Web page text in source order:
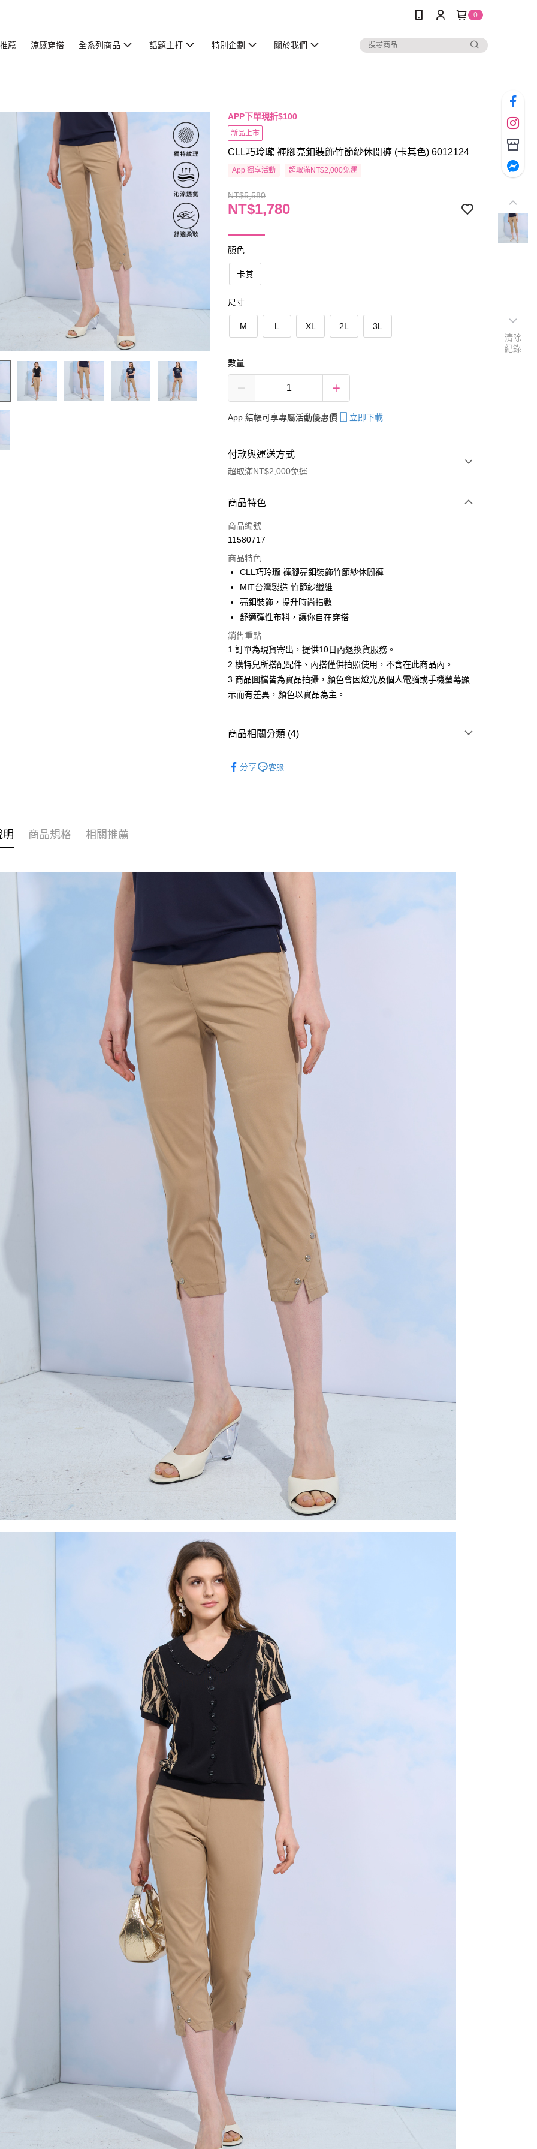
0
薦 涼感穿搭 全系列商品 話題主打 特別企劃 關於我們
APP下單現折$100
新品上市
CLL巧玲瓏 褲腳亮釦裝飾竹節紗休閒褲 (卡其色) 6012124
App 獨享活動 超取滿NT$2,000免運
NT$5,580
NT$1,780
顏色
卡其
尺寸
M L XL 2L 3L
數量
App 結帳可享專屬活動優惠價 立即下載
付款與運送方式
超取滿NT$2,000免運
付款方式
信用卡一次付款
3 期 0 利率 每期 NT$593
合作金庫商業銀行
華南商業銀行
國泰世華商業銀行
臺灣中小企業銀行
匯豐（台灣）商業銀行
華泰商業銀行
聯邦商業銀行
遠東國際商業銀行
玉山商業銀行
星展（台灣）商業銀行
台新國際商業銀行
超商取貨付款
Apple Pay
街口支付
悠遊付
Google Pay
【大哥付你分期使用說明】
1.分期款項不併入電信帳單，「大哥付你分期」於每月結算日後寄送繳費提
2.透過簡訊連結打開帳單後，可選擇「超商條碼／台灣大直營門市／銀行轉
帳／街口支付／iPASS MONEY」等通路繳費。
【注意事項】
1.本服務係由「台灣大哥大股份有限公司」（以下簡稱本公司）所提供，讓
用戶於交易時，得透過本服務購買商品或服務，並由商店將買賣／分期付
款買賣價金債權讓與本公司後，依約使用本公司帳單繳交帳款。
2.基於同意付款使用「大哥付你分期」之契約關係目的，商店將以您的個人
資料（包含姓名、電話或地址）提供予台灣大哥大進項蒐集、處理及利
用，由本公司與您本人進行分期帳單所需資料之確認、核對及更正。
3.完整用戶服務條款，請詳閱以下連結：
【「AFTEE先享後付」結帳流程】
１．於結帳方式選擇「AFTEE先享後付」後，將跳轉至「AFTEE先享後
付」結帳頁面，進行簡訊認證並確認金額後，即可完成結帳。
２．訂單成立數日內，您將收到繳費通知簡訊。
３．收到繳費通知簡訊後14天內，點擊此簡訊中的連結，可透過四大超商
／ATM／網路銀行／等多元方式進行付款，方視為交易完成。
※ 請注意：結帳手續完成當下不需立刻繳費，但若您需要取消訂單，請聯
絡購買商品的店家。未經商家同意取消之訂單仍視為有效，需透過AFTEE
先享後付繳納相關費用。
※ 交易是否成功請以「AFTEE先享後付 」之結帳頁面顯示為準，若有關於
是否繳費成功／繳費後需取消欲退款等相關疑問，請聯繫「AFTEE先享後
付客戶支援中心」 https://netprotections.freshdesk.com/support/home
【注意事項】
１．透過由恩沛科技股份有限公司提供之「AFTEE先享後付」服務完成之
交易，需依本服務之必要範圍內提供個人資料，並將交易相關給付款項請
求債權轉讓予恩沛科技股份有限公司。
２．關於個人資料處理事宜，請瀏覽以下網址：
https://aftee.tw/terms/#terms3
３．未成年的使用者請事先徵得法定代理人或監護人之同意方可使用
４．使用「AFTEE先享後付」時，將依據個別帳號之用戶狀況，依本公司
即時審查核予不同之上限額度；若仍有額度不足之情形，本公司將視審查
結果請求用戶進行身份認證。
５．嚴禁一人註冊多個帳號或使用他人資訊註冊。若發現惡意使用之情
形，恩沛科技股份有限公司將有權停止該用戶之使用額度並採取法律行
動。
全家取貨付款
每筆NT$120，滿NT$2,000(含以上)免運費
每筆NT$120，滿NT$2,000(含以上)免運費
每筆NT$120，滿NT$2,000(含以上)免運費
商品特色
商品編號
11580717
商品特色
CLL巧玲瓏 褲腳亮釦裝飾竹節紗休閒褲
MIT台灣製造 竹節紗纖維
亮釦裝飾，提升時尚指數
舒適彈性布料，讓你自在穿搭
銷售重點
1.訂單為現貨寄出，提供10日內退換貨服務。
2.模特兒所搭配配件、內搭僅供拍照使用，不含在此商品內。
3.商品圖檔皆為實品拍攝，顏色會因燈光及個人電腦或手機螢幕顯
示而有差異，顏色以實品為主。
商品相關分類 (4)
分享 客服
明 商品規格 相關推薦
清除
紀錄